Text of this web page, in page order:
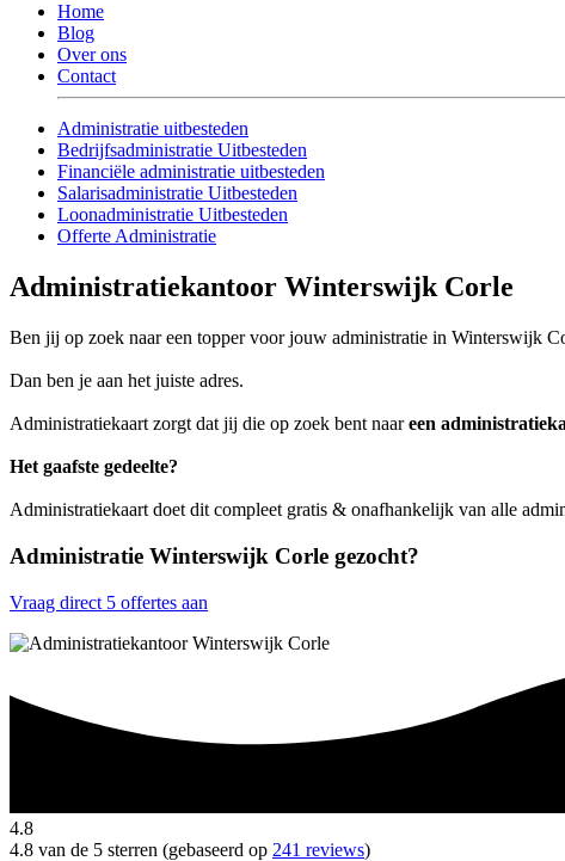
Home
Blog
Over ons
Contact
Administratie uitbesteden
Bedrijfsadministratie Uitbesteden
Financiële administratie uitbesteden
Salarisadministratie Uitbesteden
Loonadministratie Uitbesteden
Offerte Administratie
Administratiekantoor Winterswijk Corle
Ben jij op zoek naar een topper voor jouw administratie in Winterswijk
Dan ben je aan het juiste adres.
Administratiekaart zorgt dat jij die op zoek bent naareen
Het gaafste gedeelte?
Administratiekaart doet dit compleet gratis & onafhankelijk van alle
Administratie Winterswijk Corle gezocht?
Vraag direct 5 offertes aan
4.8
4.8 van de 5 sterren (gebaseerd op 241 reviews)